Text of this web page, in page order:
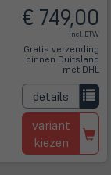
€ 749,00
incl. BTW
Gratis verzending
binnen Duitsland
met DHL
details
variant
kiezen